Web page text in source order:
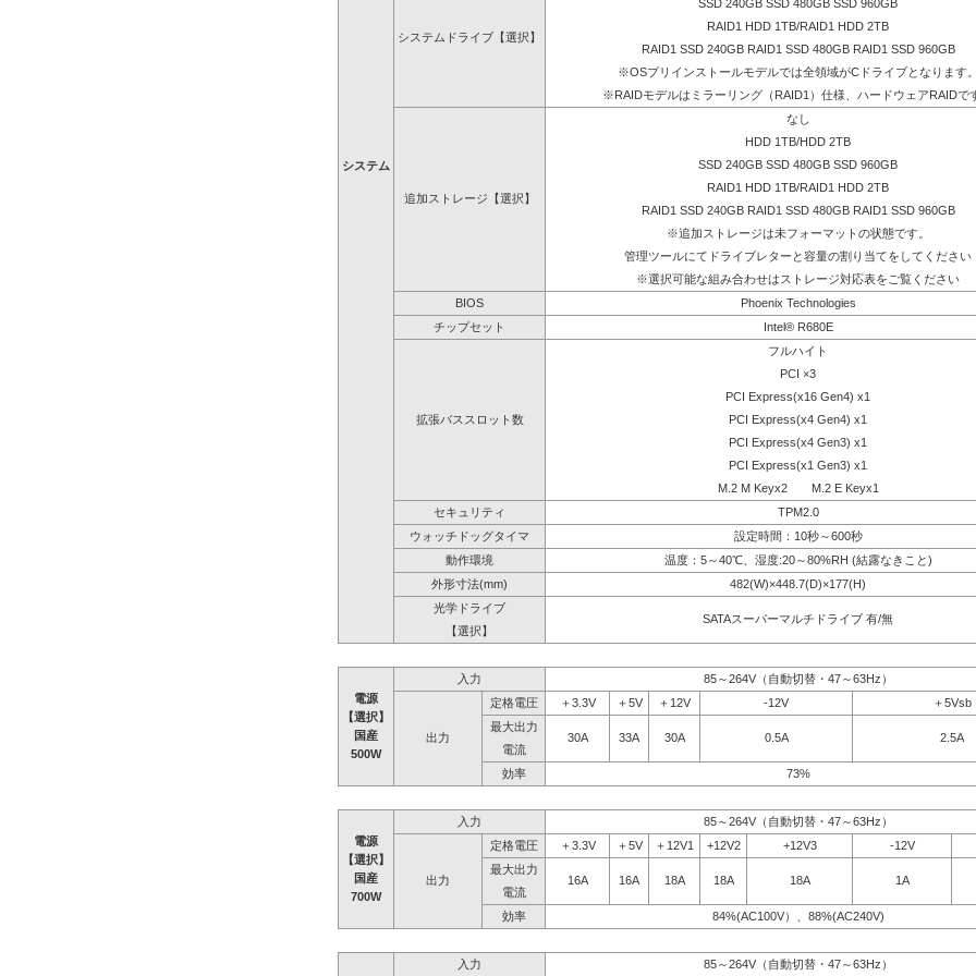
システム
システムドライブ【選択】
SSD 240GB SSD 480GB SSD 960GB
RAID1 HDD 1TB/RAID1 HDD 2TB
RAID1 SSD 240GB RAID1 SSD 480GB RAID1 SSD 960GB
※OSプリインストールモデルでは全領域がCドライブとなります
※RAIDモデルはミラーリング（RAID1）仕様、ハードウェアRAIDで
追加ストレージ【選択】
なし
HDD 1TB/HDD 2TB
SSD 240GB SSD 480GB SSD 960GB
RAID1 HDD 1TB/RAID1 HDD 2TB
RAID1 SSD 240GB RAID1 SSD 480GB RAID1 SSD 960GB
※追加ストレージは未フォーマットの状態です。
管理ツールにてドライブレターと容量の割り当てをしてください
※選択可能な組み合わせはストレージ対応表をご覧ください
BIOS
Phoenix Technologies
チップセット
Intel® R680E
拡張バススロット数
フルハイト
PCI ×3
PCI Express(x16 Gen4) x1
PCI Express(x4 Gen4) x1
PCI Express(x4 Gen3) x1
PCI Express(x1 Gen3) x1
M.2 M Keyx2 M.2 E Keyx1
セキュリティ
TPM2.0
ウォッチドッグタイマ
設定時間：10秒～600秒
動作環境
温度：5～40℃、湿度:20～80%RH (結露なきこと)
外形寸法(mm)
482(W)×448.7(D)×177(H)
光学ドライブ
SATAスーパーマルチドライブ 有/無
【選択】
電源
【選択】
国産
500W
入力 85～264V（自動切替・47～63Hz）
出力
定格電圧 ＋3.3V ＋5V ＋12V -12V
＋5Vsb
最大出力
30A
33A 30A 0.5A
2.5A
電流
効率
73%
電源
【選択】
国産
700W
入力 85～264V（自動切替・47～63Hz）
出力
定格電圧 ＋3.3V ＋5V ＋12V1 +12V2 +12V3
-12V
最大出力
16A
16A 18A 18A 18A
1A
電流
効率
84%(AC100V）、88%(AC240V)
入力 85～264V（自動切替・47～63Hz）